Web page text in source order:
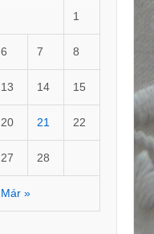
Már »
1
6 7 8
13 14 15
20 21 22
27 28